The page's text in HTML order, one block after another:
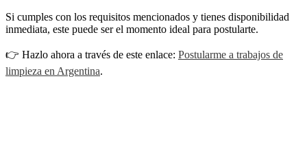
Si cumples con los requisitos mencionados y tienes disponibilidad
inmediata, este puede ser el momento ideal para postularte.
👉 Hazlo ahora a través de este enlace: Postularme a trabajos de
limpieza en Argentina.